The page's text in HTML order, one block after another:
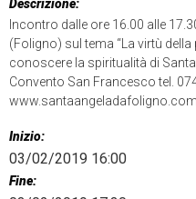
Descrizione:
Incontro dalle ore 16.00 alle
(Foligno) sul tema “La virtù
conoscere la spiritualità di
Convento San Francesco tel.
www.santaangeladafoligno.com
Inizio:
03/02/2019 16:00
Fine: